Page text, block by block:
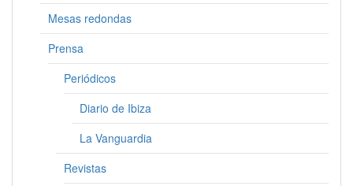
Mesas redondas
Prensa
Periódicos
Diario de Ibiza
La Vanguardia
Revistas